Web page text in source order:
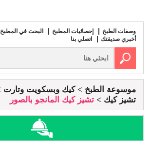
وصفات الطبخ إحصائيات المطبخ البحث في المطبخ
أخبري صديقتك
اتصلي بنا
موسوعة الطبخ كيك وبسكويت وتارت
تشيز كيك
تشيز كيك المانجو بالصور